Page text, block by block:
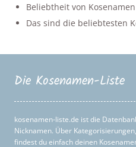
Beliebtheit von
Das sind die beliebtesten
Die Kosenamen-Liste
kosenamen-liste.de ist die
Nicknamen. Über
findest du einfach deinen